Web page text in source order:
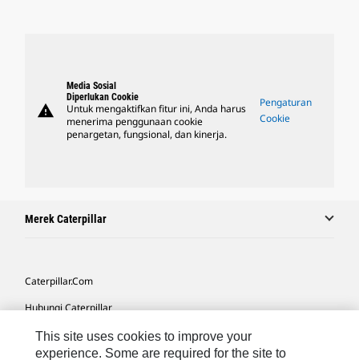
warning
Media Sosial
Diperlukan Cookie
Untuk mengaktifkan fitur ini, Anda harus
menerima penggunaan cookie
penargetan, fungsional, dan kinerja.
Pengaturan
Cookie
Merek Caterpillar
Caterpillar.com
Hubungi Caterpillar
Preferensi Pemasaran Saya
This site uses cookies to improve your
experience. Some are required for the site to